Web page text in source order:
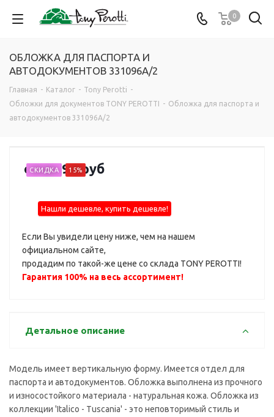
0
ОБЛОЖКА ДЛЯ ПАСПОРТА И
АВТОДОКУМЕНТОВ 331096А/2
Главная - Каталог - Tony Perotti -
Обложки для документов TONY PEROTTI - Обложка для паспорта и
автодокументов 331096А/2
СКИДКА 15%
от6 590 руб
Нашли дешевле, купить дешевле!
Если Вы увидели цену ниже, чем на нашем
официальном сайте,
продадим по такой-же цене со склада TONY PEROTTI!
Гарантия 100% на весь ассортимент!
Детальное описание
Модель имеет вертикальную форму. Имеется отдел для
паспорта и автодокументов. Обложка выполнена из прочного
и износостойкого материала - натуральная кожа. Обложка из
коллекции 'Italico - Tuscania' - это неповторимый стиль и